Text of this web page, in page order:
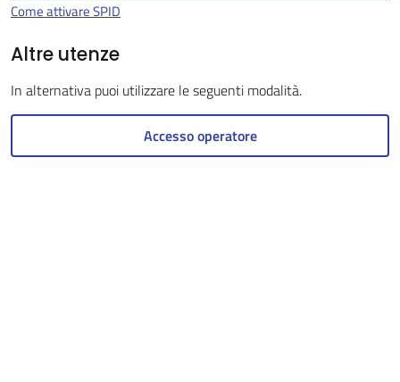
Servizi
on-
line
Tutti
Come attivare SPID
Altre utenze
In alternativa puoi utilizzare le seguenti modalità.
Accesso operatore